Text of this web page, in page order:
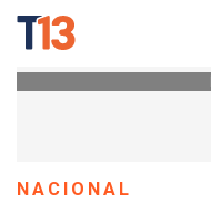
NACIONAL